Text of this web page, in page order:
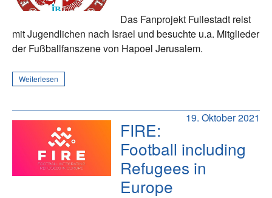
Das Fanprojekt Fullestadt reist
mit Jugendlichen nach Israel und besuchte u.a. Mitglieder
der Fußballfanszene von Hapoel Jerusalem.
Weiterlesen
19. Oktober 2021
FIRE:
Football including
Refugees in
Europe